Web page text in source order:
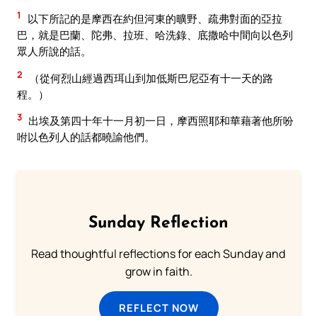
1
以下所記的是摩西在約但河東的曠野、疏弗對面的亞拉
巴，就是巴蘭、陀弗、拉班、哈洗錄、底撒哈中間向以色列
眾人所說的話。
2
（從何烈山經過西珥山到加低斯巴尼亞有十一天的路
程。）
3 出埃及第四十年十一月初一日，摩西照耶和華藉著他所吩
咐以色列人的話都曉諭他們。
Sunday Reflection
Read thoughtful reflections for each Sunday and
grow in faith.
REFLECT NOW